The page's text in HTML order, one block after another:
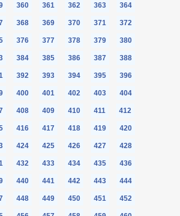
360 361 362 363 364
368 369 370 371 372
376 377 378 379 380
384 385 386 387 388
392 393 394 395 396
400 401 402 403 404
408 409 410 411 412
416 417 418 419 420
424 425 426 427 428
432 433 434 435 436
440 441 442 443 444
448 449 450 451 452